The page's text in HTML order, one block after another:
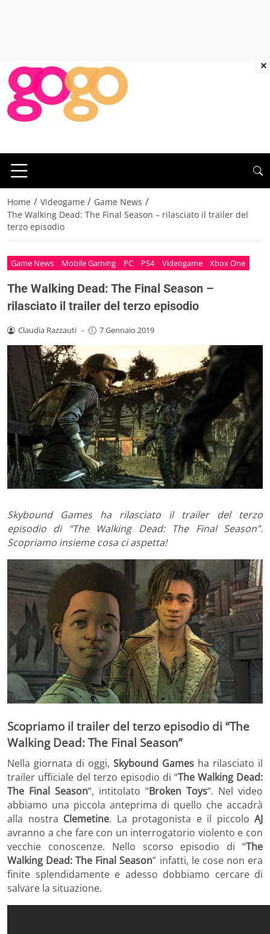
Home / Videogame / Game News /
The Walking Dead: The Final Season – rilasciato il trailer del
terzo episodio
Game News Mobile Gaming PC PS4 Videogame Xbox One
The Walking Dead: The Final Season –
rilasciato il trailer del terzo episodio
Claudia Razzauti - 7 Gennaio 2019
Skybound Games ha rilasciato il trailer del terzo
episodio di “The Walking Dead: The Final Season”.
Scopriamo insieme cosa ci aspetta!
Scopriamo il trailer del terzo episodio di “The
Walking Dead: The Final Season”
Nella giornata di oggi, Skybound Games ha rilasciato il
trailer ufficiale del terzo episodio di “The Walking Dead:
The Final Season“, intitolato “Broken Toys“. Nel video
abbiamo una piccola anteprima di quello che accadrà
alla nostra Clemetine. La protagonista e il piccolo AJ
avranno a che fare con un interrogatorio violento e con
vecchie conoscenze. Nello scorso episodio di “The
Walking Dead: The Final Season” infatti, le cose non era
finite splendidamente e adesso dobbiamo cercare di
salvare la situazione.
×